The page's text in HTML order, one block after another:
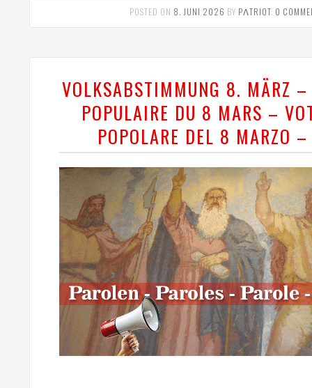
POSTED ON 8. JUNI 2026 BY PΛTRIOT. 0
VOLKSABSTIMMUNG 8. MÄRZ
POPULAIRE DU 8 MARS –
POPOLARE DEL 8 MARZO